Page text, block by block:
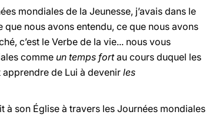
mondiales de la Jeunesse, j’avais dans le
nous avons entendu, ce que nous avons
c’est le Verbe de la vie... nous vous
comme un temps fortau cours duquel les
apprendre de Lui à devenirles
à son Église à travers les Journées mondiales